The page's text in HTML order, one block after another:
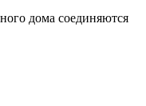
дома соединяются